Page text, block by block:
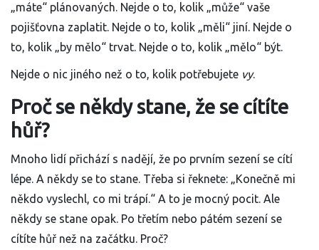
„máte“ plánovaných. Nejde o to, kolik „může“ vaše
pojišťovna zaplatit. Nejde o to, kolik „měli“ jiní. Nejde o
to, kolik „by mělo“ trvat. Nejde o to, kolik „mělo“ být.
Nejde o nic jiného než o to, kolik potřebujete vy.
Proč se někdy stane, že se cítíte
hůř?
Mnoho lidí přichází s nadějí, že po prvním sezení se cítí
lépe. A někdy se to stane. Třeba si řeknete: „Konečně mi
někdo vyslechl, co mi trápí.“ A to je mocný pocit. Ale
někdy se stane opak. Po třetím nebo pátém sezení se
cítíte hůř než na začátku. Proč?